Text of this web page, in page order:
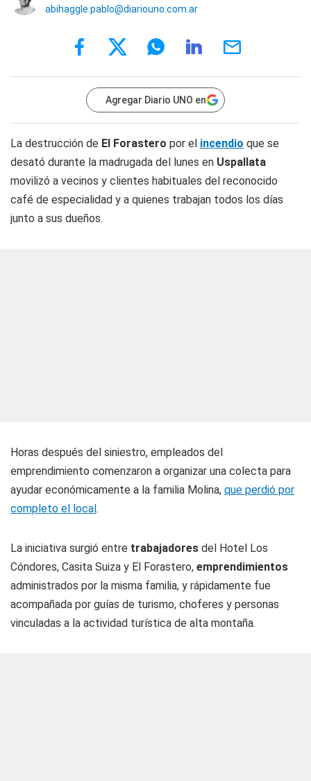
abihaggle.pablo@diariouno.com.ar
Agregar Diario UNO en
La destrucción de El Forastero por el incendio que se
desató durante la madrugada del lunes en Uspallata
movilizó a vecinos y clientes habituales del reconocido
café de especialidad y a quienes trabajan todos los días
junto a sus dueños.
Horas después del siniestro, empleados del
emprendimiento comenzaron a organizar una colecta para
ayudar económicamente a la familia Molina, que perdió por
completo el local.
La iniciativa surgió entre trabajadores del Hotel Los
Cóndores, Casita Suiza y El Forastero, emprendimientos
administrados por la misma familia, y rápidamente fue
acompañada por guías de turismo, choferes y personas
vinculadas a la actividad turística de alta montaña.